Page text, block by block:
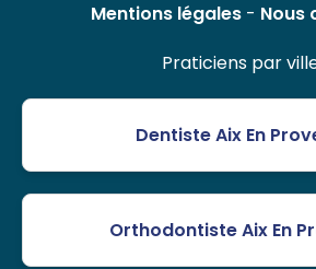
Mentions légales- Nous
Praticiens par
Dentiste Aix En
Orthodontiste Aix En